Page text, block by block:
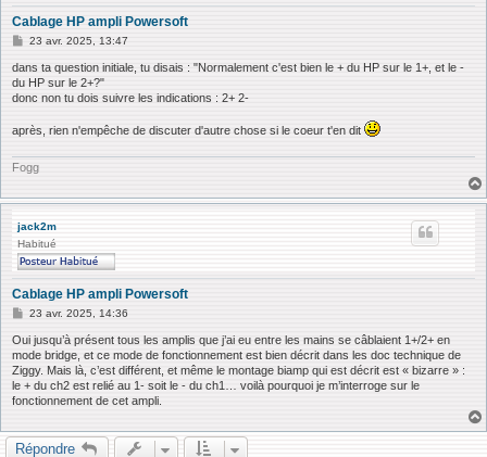
Cablage HP ampli Powersoft
M
s
s
g
23 avr. 2025, 13:47
dans ta question initiale, tu disais : "Normalement c'est bien le + du HP sur le 1+, et le -
du HP sur le 2+?"
donc non tu dois suivre les indications : 2+ 2-
après, rien n'empêche de discuter d'autre chose si le coeur t'en dit
Fogg
jack2m
Habitué
Cablage HP ampli Powersoft
M
s
s
g
e
23 avr. 2025, 14:36
Oui jusqu’à présent tous les amplis que j’ai eu entre les mains se câblaient 1+/2+ en
mode bridge, et ce mode de fonctionnement est bien décrit dans les doc technique de
Ziggy. Mais là, c’est différent, et même le montage biamp qui est décrit est « bizarre » :
le + du ch2 est relié au 1- soit le - du ch1… voilà pourquoi je m’interroge sur le
fonctionnement de cet ampli.
Répondre